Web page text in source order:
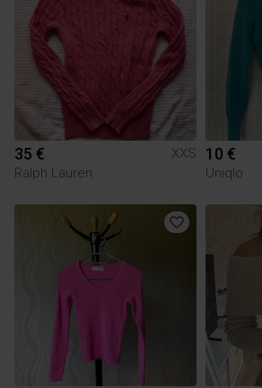
35 €
XXS
Ralph Lauren
10 €
Uniqlo